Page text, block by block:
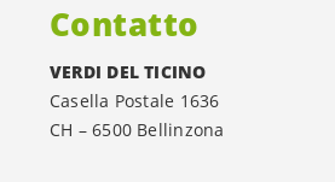
Contatto
VERDI DEL TICINO
Casella Postale 1636
CH – 6500 Bellinzona